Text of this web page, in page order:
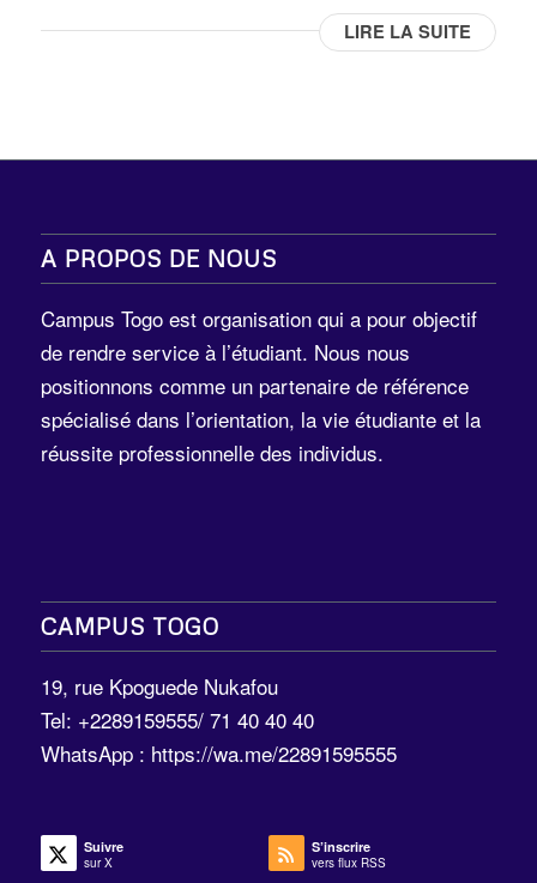
LIRE LA SUITE
A PROPOS DE NOUS
Campus Togo est organisation qui a pour objectif
de rendre service à l’étudiant. Nous nous
positionnons comme un partenaire de référence
spécialisé dans l’orientation, la vie étudiante et la
réussite professionnelle des individus.
CAMPUS TOGO
19, rue Kpoguede Nukafou
Tel: +2289159555/ 71 40 40 40
WhatsApp : https://wa.me/22891595555
Suivre
sur X
S’inscrire
vers flux RSS